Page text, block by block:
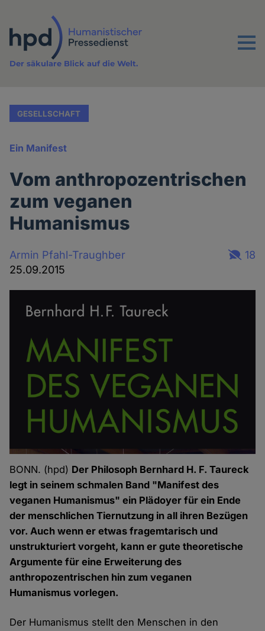
Inhalt
Menu
Der säkulare Blick auf die Welt.
GESELLSCHAFT
Ein Manifest
Vom anthropozentrischen
zum veganen
Humanismus
Armin Pfahl-Traughber
25.09.2015
18
BONN. (hpd) Der Philosoph Bernhard H. F. Taureck
legt in seinem schmalen Band "Manifest des
veganen Humanismus" ein Plädoyer für ein Ende
der menschlichen Tiernutzung in all ihren Bezügen
vor. Auch wenn er etwas fragemtarisch und
unstrukturiert vorgeht, kann er gute theoretische
Argumente für eine Erweiterung des
anthropozentrischen hin zum veganen
Humanismus vorlegen.
Der Humanismus stellt den Menschen in den